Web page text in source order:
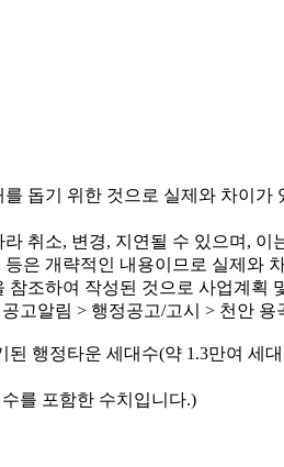
돕기 위한 것으로 실제와 차이
취소, 변경, 지연될 수 있으며, 이
은 개략적인 내용이므로 실제와
조하여 작성된 것으로 사업계획
고알림 > 행정공고/고시 > 천안
행정타운 세대수(약 1.3만여 세
를 포함한 수치입니다.)